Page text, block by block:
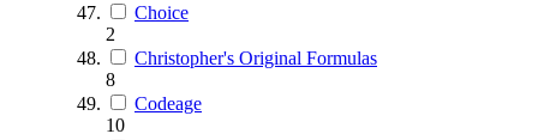
Choice
2
Christopher's Original Formulas
8
Codeage
10